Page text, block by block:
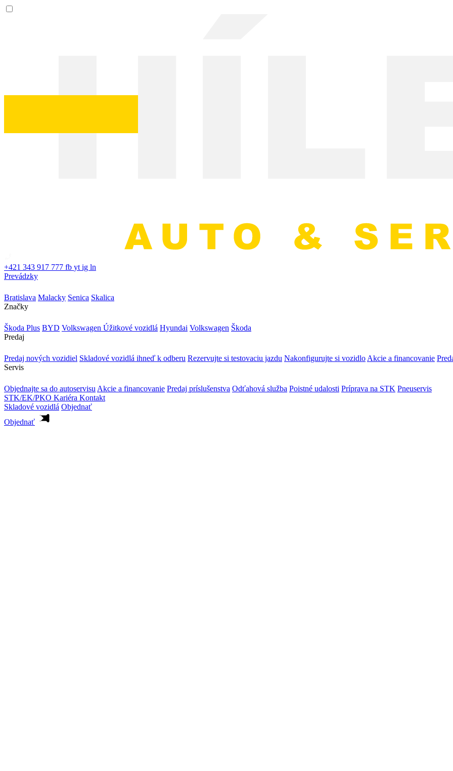
+421 343 917 777 fb yt ig ln
Prevádzky
Bratislava Malacky Senica Skalica
Značky
Škoda Plus BYD Volkswagen Úžitkové vozidlá Hyundai Volkswagen Škoda
Predaj
Predaj nových vozidiel Skladové vozidlá ihneď k odberu Rezervujte si testovaciu jazdu Nakonfigurujte si vozidlo Akcie a financovanie
Servis
Objednajte sa do autoservisu Akcie a financovanie Predaj príslušenstva Odťahová služba Poistné udalosti Príprava na STK Pneuservis
STK/EK/PKO Kariéra Kontakt
Skladové vozidlá Objednať
Objednať